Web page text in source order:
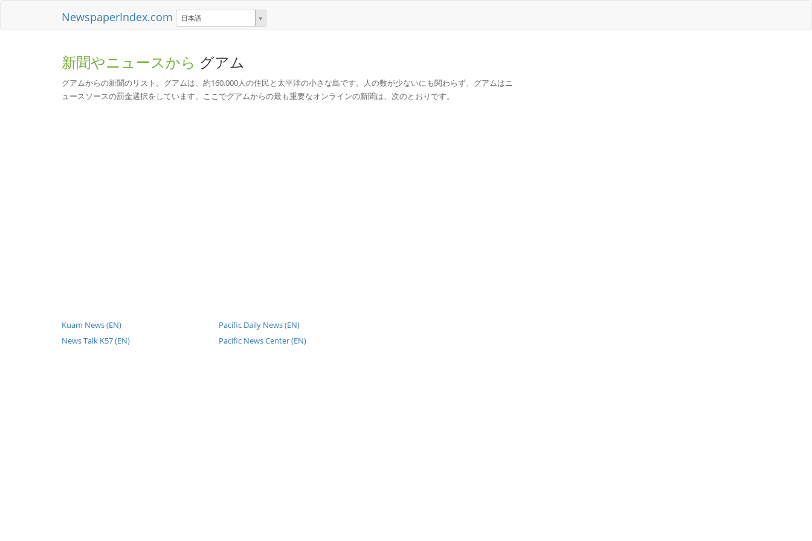
NewspaperIndex.com 日本語
新聞やニュースから グアム
グアムからの新聞のリスト。グアムは、約160.000人の住民と太平洋の小さな島です。人の数が少ないにも関わらず、グアムはニ
ュースソースの罰金選択をしています。ここでグアムからの最も重要なオンラインの新聞は、次のとおりです。
Kuam News (EN)
News Talk K57 (EN)
Pacific Daily News (EN)
Pacific News Center (EN)